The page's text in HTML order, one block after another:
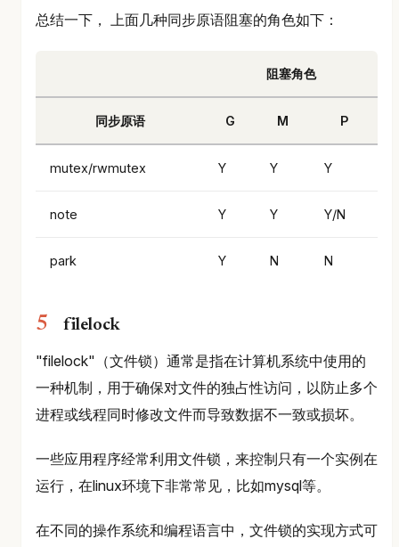
总结一下， 上面几种同步原语阻塞的角色如下：
阻塞角色
同步原语 G M P
mutex/rwmutex Y Y Y
note Y Y Y/N
park Y N N
filelock
"filelock"（文件锁）通常是指在计算机系统中使用的
一种机制，用于确保对文件的独占性访问，以防止多个
进程或线程同时修改文件而导致数据不一致或损坏。
一些应用程序经常利用文件锁，来控制只有一个实例在
运行，在linux环境下非常常见，比如mysql等。
在不同的操作系统和编程语言中，文件锁的实现方式可